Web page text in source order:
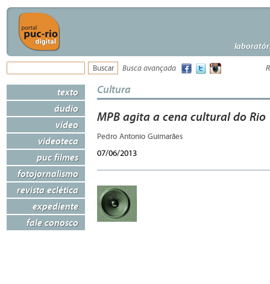
Busca avançada
texto
áudio
vídeo
videoteca
puc filmes
fotojornalismo
revista eclética
expediente
fale conosco
Cultura
MPB agita a cena cultural do Rio
Pedro Antonio Guimarães
07/06/2013